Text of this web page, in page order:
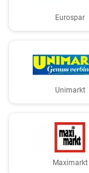
Eurospar
Unimarkt
Maximarkt